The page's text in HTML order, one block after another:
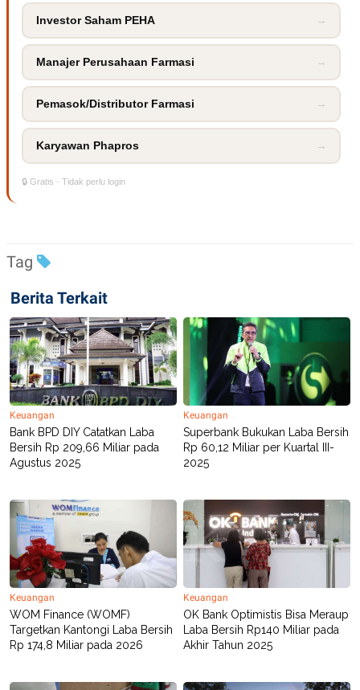
Investor Saham PEHA →
Manajer Perusahaan Farmasi →
Pemasok/Distributor Farmasi →
Karyawan Phapros →
🔒 Gratis · Tidak perlu login
Tag
Berita Terkait
Keuangan
Bank BPD DIY Catatkan Laba
Bersih Rp 209,66 Miliar pada
Agustus 2025
Keuangan
Superbank Bukukan Laba Bersih
Rp 60,12 Miliar per Kuartal III-
2025
Keuangan
WOM Finance (WOMF)
Targetkan Kantongi Laba Bersih
Rp 174,8 Miliar pada 2026
Keuangan
OK Bank Optimistis Bisa Meraup
Laba Bersih Rp140 Miliar pada
Akhir Tahun 2025